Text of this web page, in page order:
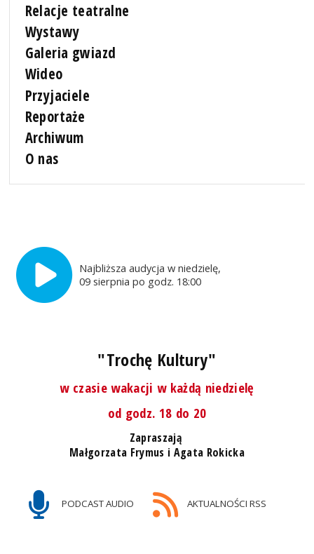
Relacje teatralne
Wystawy
Galeria gwiazd
Wideo
Przyjaciele
Reportaże
Archiwum
O nas
Najbliższa audycja w niedzielę,
09 sierpnia po godz. 18:00
"Trochę Kultury"
w czasie wakacji w każdą niedzielę
od godz. 18 do 20
Zapraszają
Małgorzata Frymus i Agata Rokicka
PODCAST AUDIO AKTUALNOŚCI RSS